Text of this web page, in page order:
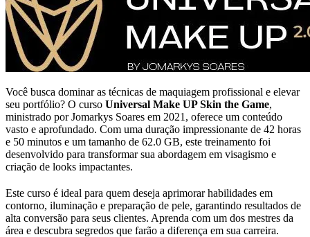
Você busca dominar as técnicas de maquiagem profissional e elevar
seu portfólio? O curso Universal Make UP Skin the Game,
ministrado por Jomarkys Soares em 2021, oferece um conteúdo
vasto e aprofundado. Com uma duração impressionante de 42 horas
e 50 minutos e um tamanho de 62.0 GB, este treinamento foi
desenvolvido para transformar sua abordagem em visagismo e
criação de looks impactantes.
Este curso é ideal para quem deseja aprimorar habilidades em
contorno, iluminação e preparação de pele, garantindo resultados de
alta conversão para seus clientes. Aprenda com um dos mestres da
área e descubra segredos que farão a diferença em sua carreira.